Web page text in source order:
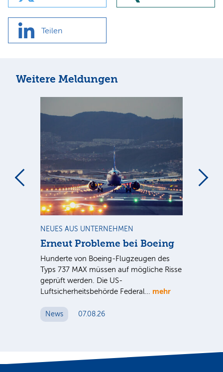
Teilen
Weitere Meldungen
NEUES AUS UNTERNEHMEN
Erneut Probleme bei Boeing
Hunderte von Boeing-Flugzeugen des
Typs 737 MAX müssen auf mögliche Risse
geprüft werden. Die US-
Luftsicherheitsbehörde Federal… mehr
News 07.08.26